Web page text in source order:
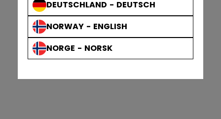
DEUTSCHLAND - DEUTSCH
NORWAY - ENGLISH
NORGE - NORSK